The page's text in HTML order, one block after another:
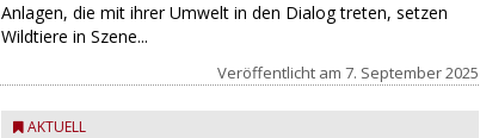
Anlagen, die mit ihrer Umwelt in den Dialog treten, setzen
Wildtiere in Szene...
Veröffentlicht am 7. September 2025
AKTUELL